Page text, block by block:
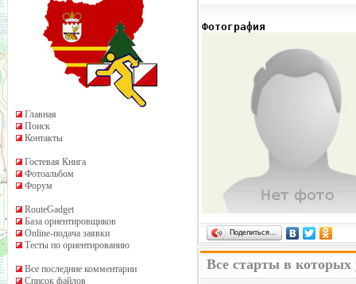
Главная
Поиск
Контакты
Гостевая Книга
Фотоальбом
Форум
RouteGadget
База ориентировщиков
Online-подача заявки
Тесты по ориентированию
Все последние комментарии
Список файлов
Фотография
Поделиться…
Все старты в которых